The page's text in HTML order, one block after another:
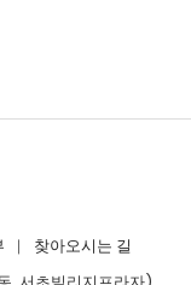
찾아오시는 길